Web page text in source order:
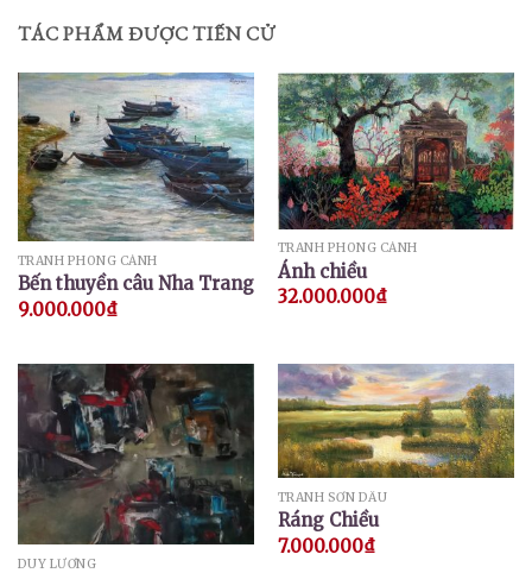
TÁC PHẨM ĐƯỢC TIẾN CỬ
TRANH PHONG CẢNH
Bến thuyền câu Nha Trang
9.000.000₫
TRANH PHONG CẢNH
Ánh chiều
32.000.000₫
DUY LƯƠNG
TRANH SƠN DẦU
Ráng Chiều
7.000.000₫